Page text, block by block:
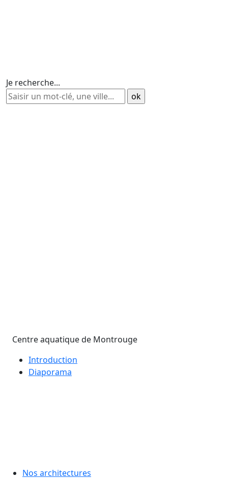
Je recherche...
Centre aquatique de Montrouge
Introduction
Diaporama
Nos architectures